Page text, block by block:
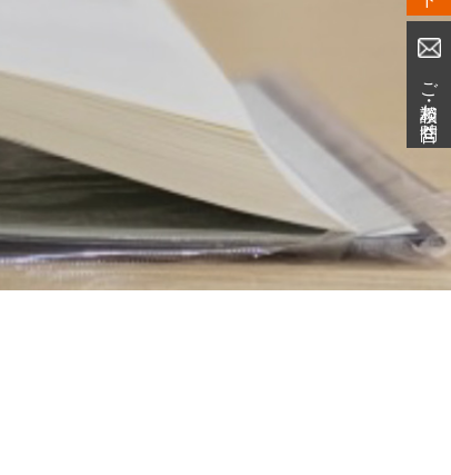
ご相談・お問合せ